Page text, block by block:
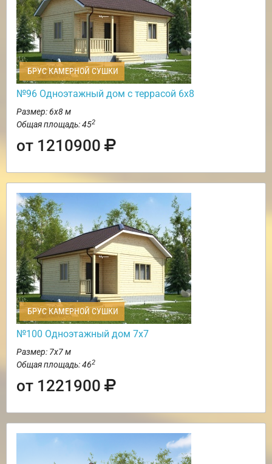
БРУС КАМЕРНОЙ СУШКИ
№96 Одноэтажный дом с террасой 6х8
Размер: 6х8 м
Общая площадь: 452
от 1210900
БРУС КАМЕРНОЙ СУШКИ
№100 Одноэтажный дом 7х7
Размер: 7х7 м
Общая площадь: 462
от 1221900